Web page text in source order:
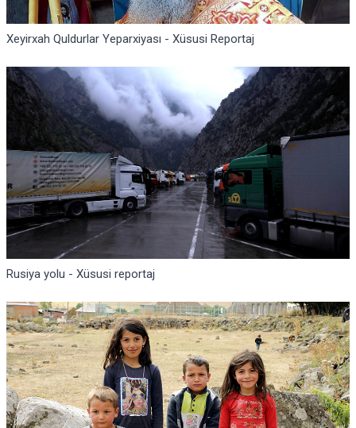
Xeyirxah Quldurlar Yeparxiyası - Xüsusi Reportaj
Rusiya yolu - Xüsusi reportaj